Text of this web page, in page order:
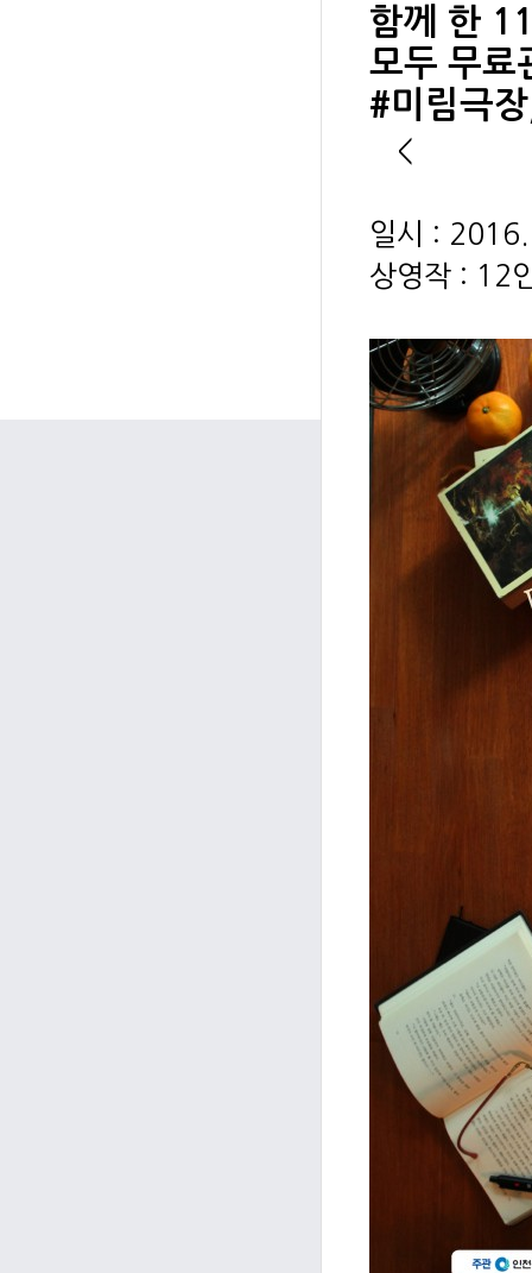
함께 한
모두 무료
#미림극
<
일시 :
상영작 : 12